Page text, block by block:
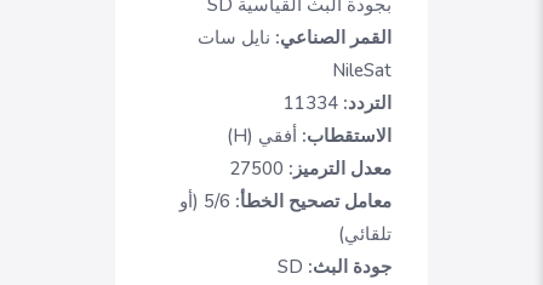
القمر الصناعي: نايل سات
NileSat
التردد:
الاستقطاب: أفقي (H)
معدل الترميز:
معامل تصحيح الخطأ:
5/6 (أو
تلقائي)
جودة البث: